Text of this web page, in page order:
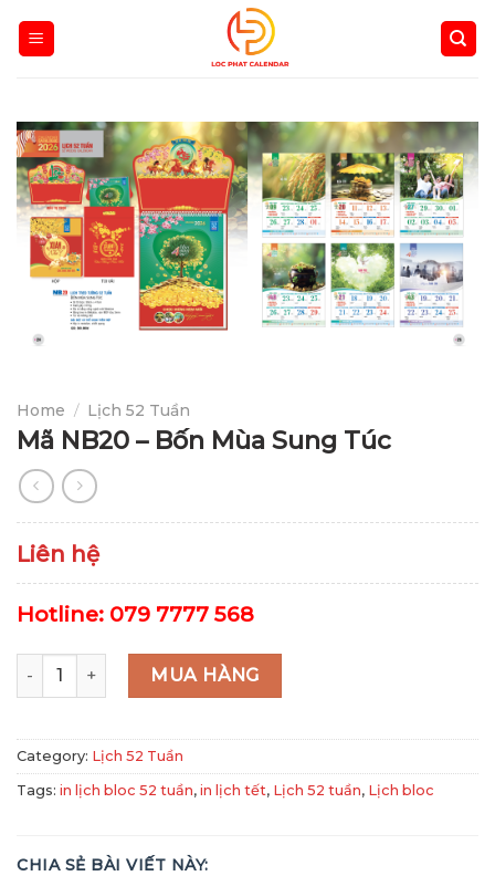
Home / Lịch 52 Tuần
Mã NB20 – Bốn Mùa Sung Túc
Liên hệ
Hotline: 079 7777 568
Mã NB20 - Bốn Mùa Sung Túc quantity
MUA HÀNG
Category: Lịch 52 Tuần
Tags: in lịch bloc 52 tuần, in lịch tết, Lịch 52 tuần, Lịch bloc
CHIA SẺ BÀI VIẾT NÀY: